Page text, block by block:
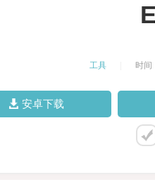
工具 时间
安卓下载